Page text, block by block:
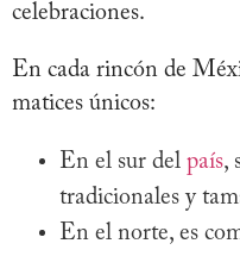
celebraciones.
En cada rincón de
matices únicos:
En el sur del país,
tradicionales y
En el norte, es